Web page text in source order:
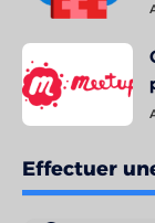
Effectuer